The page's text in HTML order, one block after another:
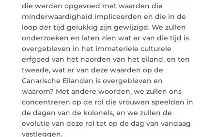
die werden opgevoed met waarden die
minderwaardigheid impliceerden en die in de
loop der tijd gelukkig zijn gewijzigd. We zullen
onderzoeken en laten zien wat er van die tijd is
overgebleven in het immateriele culturele
erfgoed van het noorden van het eiland, en ten
tweede, wat er van deze waarden op de
Canarische Eilanden is overgebleven en
waarom? Met andere woorden, we zullen ons
concentreren op de rol die vrouwen speelden in
de dagen van de kolonels, en we zullen de
evolutie van deze rol tot op de dag van vandaag
vastleggen.